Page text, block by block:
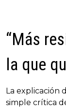
“Más
la que
La explicación
simple crítica